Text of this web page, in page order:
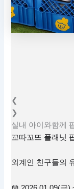
❮
❯
실내 아이와함께
꼬따꼬뜨 플래닛
외계인 친구들의